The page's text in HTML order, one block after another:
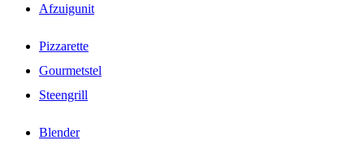
Afzuigunit
Pizzarette
Gourmetstel
Steengrill
Blender